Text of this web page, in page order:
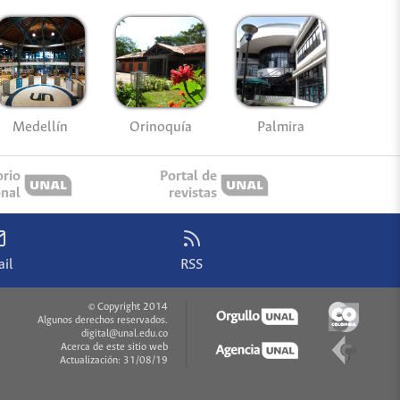
Medellín Orinoquía Palmira
Portal de
revistas
RSS
© Copyright 2014
Algunos derechos reservados.
digital@unal.edu.co
Acerca de este sitio web
Actualización: 31/08/19